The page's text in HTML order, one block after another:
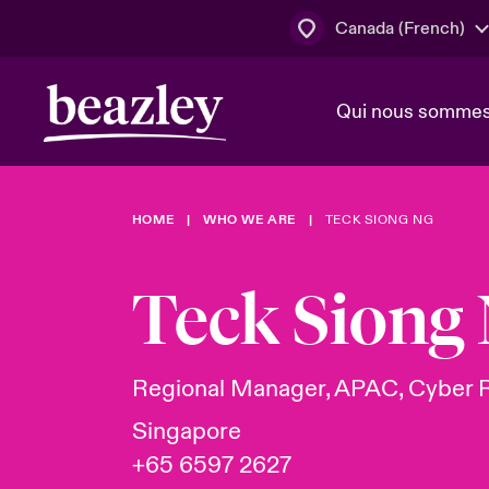
Canada (French)
Qui nous
Qui nous sommes
Conseil
Bonjour
Beazley.
Pleins feux
en 2024
Espace assurés
Client Cyber
HOME WHO WE ARE TECK SIONG NG
Teck Siong
Regional Manager, APAC, Cyber
Singapore
+65 6597 2627